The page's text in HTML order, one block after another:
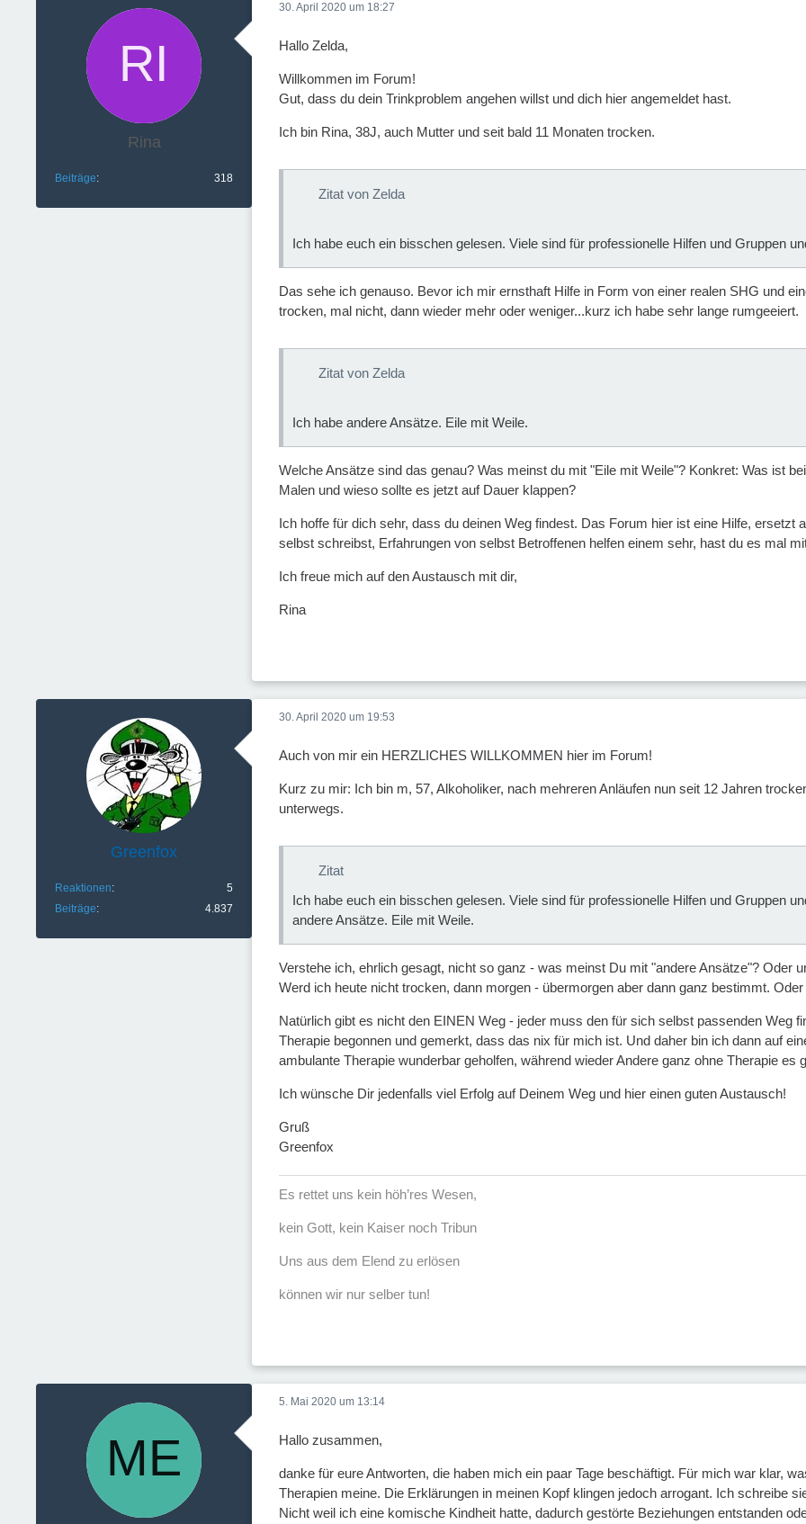
Rina
Beiträge 318
30. April 2020 um 18:27
Hallo Zelda,
Willkommen im Forum!
Gut, dass du dein Trinkproblem angehen willst und dich hier angemeldet hast.
Ich bin Rina, 38J, auch Mutter und seit bald 11 Monaten trocken.
Zitat von Zelda
Ich habe euch ein bisschen gelesen. Viele sind für professionelle Hilfen und Gruppen
Das sehe ich genauso. Bevor ich mir ernsthaft Hilfe in Form von einer realen SHG und
trocken, mal nicht, dann wieder mehr oder weniger...kurz ich habe sehr lange rumgeeiert.
Zitat von Zelda
Ich habe andere Ansätze. Eile mit Weile.
Welche Ansätze sind das genau? Was meinst du mit "Eile mit Weile"? Konkret: Was ist
Malen und wieso sollte es jetzt auf Dauer klappen?
Ich hoffe für dich sehr, dass du deinen Weg findest. Das Forum hier ist eine Hilfe, ersetzt
selbst schreibst, Erfahrungen von selbst Betroffenen helfen einem sehr, hast du es mal
Ich freue mich auf den Austausch mit dir,
Rina
Greenfox
Reaktionen
5
Beiträge
4.837
30. April 2020 um 19:53
Auch von mir ein HERZLICHES WILLKOMMEN hier im Forum!
Kurz zu mir: Ich bin m, 57, Alkoholiker, nach mehreren Anläufen nun seit 12 Jahren
unterwegs.
Zitat
Ich habe euch ein bisschen gelesen. Viele sind für professionelle Hilfen und Gruppen
andere Ansätze. Eile mit Weile.
Verstehe ich, ehrlich gesagt, nicht so ganz - was meinst Du mit "andere Ansätze"? Oder
Werd ich heute nicht trocken, dann morgen - übermorgen aber dann ganz bestimmt.
Natürlich gibt es nicht den EINEN Weg - jeder muss den für sich selbst passenden Weg
Therapie begonnen und gemerkt, dass das nix für mich ist. Und daher bin ich dann auf
ambulante Therapie wunderbar geholfen, während wieder Andere ganz ohne Therapie es
Ich wünsche Dir jedenfalls viel Erfolg auf Deinem Weg und hier einen guten Austausch!
Gruß
Greenfox
Es rettet uns kein höh’res Wesen,
kein Gott, kein Kaiser noch Tribun
Uns aus dem Elend zu erlösen
können wir nur selber tun!
5. Mai 2020 um 13:14
Hallo zusammen,
danke für eure Antworten, die haben mich ein paar Tage beschäftigt. Für mich war klar,
Therapien meine. Die Erklärungen in meinen Kopf klingen jedoch arrogant. Ich schreibe
Nicht weil ich eine komische Kindheit hatte, dadurch gestörte Beziehungen entstanden